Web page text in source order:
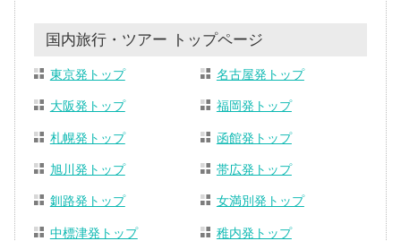
国内旅行・ツアー トップページ
東京発トップ 名古屋発トップ
大阪発トップ 福岡発トップ
札幌発トップ 函館発トップ
旭川発トップ 帯広発トップ
釧路発トップ 女満別発トップ
中標津発トップ 稚内発トップ